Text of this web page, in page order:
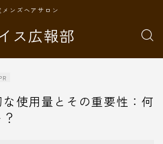
ス広報部
メンズヘアサロン
使用量とその重要性：何